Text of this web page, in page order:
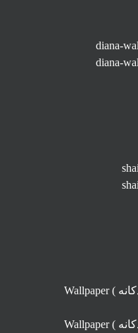
diana-
diana-
بوم کاغذ دیواری تایسیز ( کودکانه ) Wallpaper
بوم کاغذ دیواری تایسیز ( کودکانه ) Wallpaper